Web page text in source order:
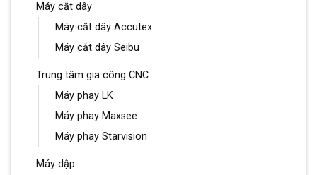
Máy cắt dây
Máy cắt dây Accutex
Máy cắt dây Seibu
Trung tâm gia công CNC
Máy phay LK
Máy phay Maxsee
Máy phay Starvision
Máy dập